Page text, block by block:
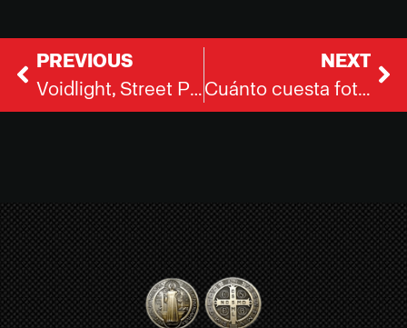
PREVIOUS
Voidlight, Street Photography y el Regreso de las Digicams
NEXT
Cuánto cuesta fotos Boudoir en Bogotá